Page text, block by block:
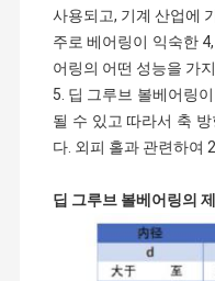
사용되고, 기계 산업에
주로 베어링이 익숙한
어링의 어떤 성능을 가
5. 딥 그루브 볼베어링
될 수 있고 따라서 축
다. 외피 홀과 관련하여
딥 그루브 볼베어링의